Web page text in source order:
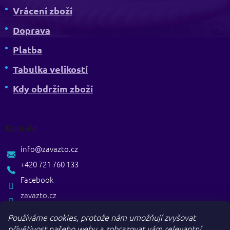
Používáme cookies, protože nám umožňují zvyšovat
Vrácení zboží
Doprava
Platba
Tabulka velikostí
Kdy obdržím zboží
Kontakt
zavazto.cz
info@zavazto.cz
+420 721 760 133
Facebook